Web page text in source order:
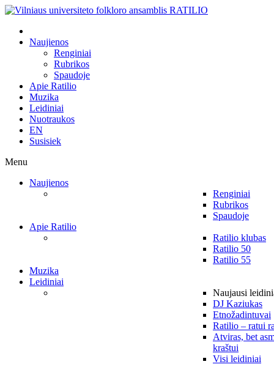
Naujienos
Renginiai
Rubrikos
Spaudoje
Apie Ratilio
Muzika
Leidiniai
Nuotraukos
EN
Susisiek
Menu
Naujienos
Renginiai
Rubrikos
Spaudoje
Apie Ratilio
Ratilio klubas
Ratilio 50
Ratilio 55
Muzika
Leidiniai
Naujausi
DJ Kaziukas
Etnožadintuvai
Ratilio – ratui
Atviras, bet
kraštui
Visi leidiniai